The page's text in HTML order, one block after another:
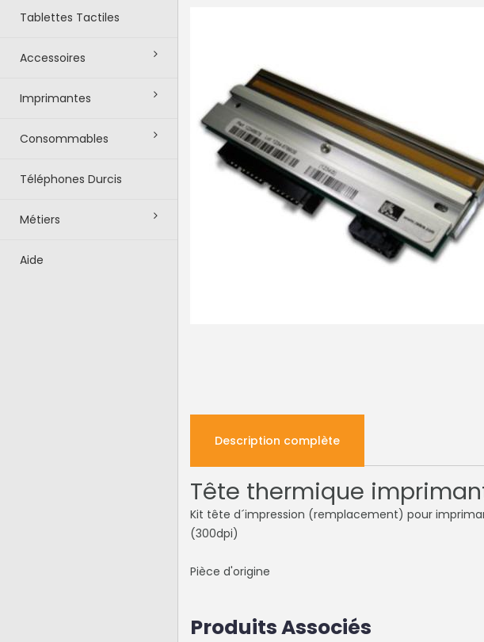
Tablettes Tactiles
Accessoires
Imprimantes
Consommables
Téléphones Durcis
Métiers
Aide
Description complète
Tête thermique
Kit tête d´impression (remplacement) pour
(300dpi)
Pièce d'origine
Produits Associés